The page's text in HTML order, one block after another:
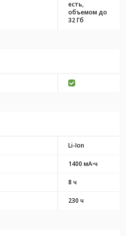
есть,
объемом до
32 Гб
Li-Ion
1400 мА⋅ч
8 ч
230 ч